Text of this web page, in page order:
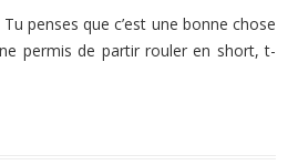
penses que c’est une bonne chose
permis de partir rouler en short, t-